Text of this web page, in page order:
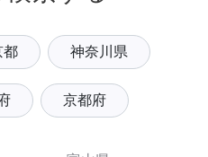
都 神奈川県
京都府